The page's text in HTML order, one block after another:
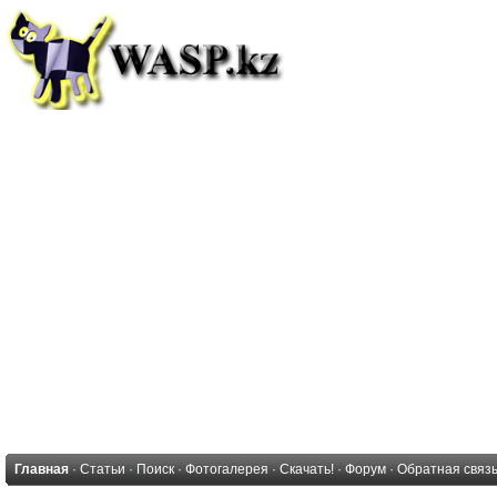
Главная · Статьи · Поиск · Фотогалерея · Скачать! · Форум · Обратная связь